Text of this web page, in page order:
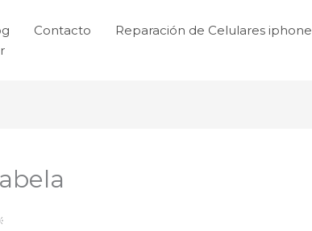
Contacto
Reparación de Celulares iphone